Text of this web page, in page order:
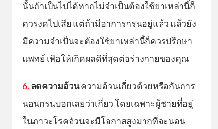
นั้นถ้าเป็นไปได้หากไม่จำเป็นต้องใช้ยาเหล่านี้ก็
ควรงดไปเสีย แต่ถ้ามีอาการกรนอยู่แล้ว แล้วยัง
มีความจำเป็นจะต้องใช้ยาเหล่านี้ก็ควรปรึกษา
แพทย์ เพื่อให้เกิดผลดีที่สุดต่อร่างกายของคุณ
6. ลดความอ้วนความอ้วนเกี่ยวด้วยหรือกันการ
นอนกรนบอกเลยว่าเกี่ยว โดยเฉพาะผู้ชายที่อยู่
ในภาวะโรคอ้วนจะมีโอกาสสูงมากที่จะนอน